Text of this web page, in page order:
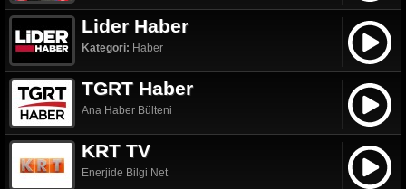
Lider Haber
Kategori: Haber
TGRT Haber
Ana Haber Bülteni
KRT TV
Enerjide Bilgi Net